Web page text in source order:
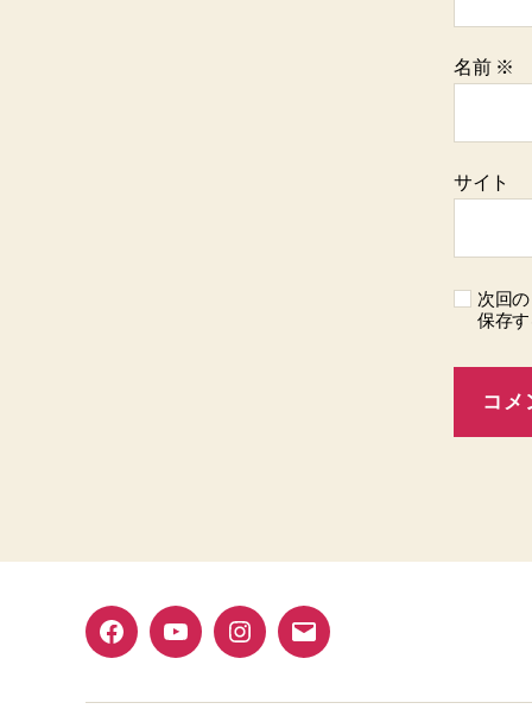
名前 ※
サイト
次回
保存
FacebookYouTubeInstagram
メ
ル